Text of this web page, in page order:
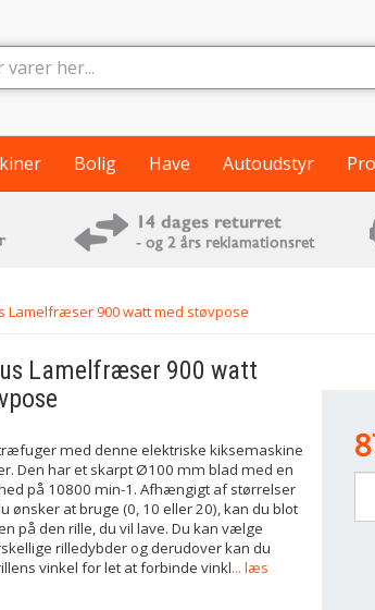
Bolig Have Autoudstyr
Lamelfræser 900 watt med støvpose
Lamelfræser 900 watt
med denne elektriske kiksemaskine
Den har et skarpt Ø100 mm blad med en
på 10800 min-1. Afhængigt af størrelser
ønsker at bruge (0, 10 eller 20), kan du blot
på den rille, du vil lave. Du kan vælge
rilledybder og derudover kan du
vinkel for let at forbinde vinkl... læs